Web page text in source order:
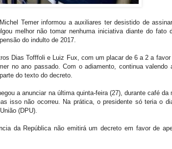
Temer informou a auxiliares ter desistido de
melhor não tomar nenhuma iniciativa diante do fato
do indulto de 2017.
Dias Tofffoli e Luiz Fux, com um placar de 6 a 2 a
no ano passado. Com o adiamento, continua valendo
do texto do decreto.
a anunciar na última quinta-feira (27), durante café da
isso não ocorreu. Na prática, o presidente só teria o
(DPU).
da República não emitirá um decreto em favor de